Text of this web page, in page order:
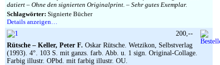
datiert – Ohne den signierten Originalprint. – Sehr gutes Exemplar.
Schlagwörter: Signierte Bücher
Details anzeigen…
Rütsche – Keller, Peter F. Oskar Rütsche. Wetzikon, Selbstverlag
(1993). 4°. 103 S. mit ganzs. farb. Abb. u. 1 sign. Original-Collage.
Farbig illustr. OPbd. mit farbig illustr. OU.
200,--